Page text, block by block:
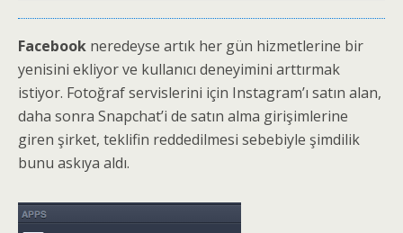
Facebook neredeyse artık her gün hizmetlerine bir
yenisini ekliyor ve kullanıcı deneyimini arttırmak
istiyor. Fotoğraf servislerini için Instagram’ı satın alan,
daha sonra Snapchat’i de satın alma girişimlerine
giren şirket, teklifin reddedilmesi sebebiyle şimdilik
bunu askıya aldı.